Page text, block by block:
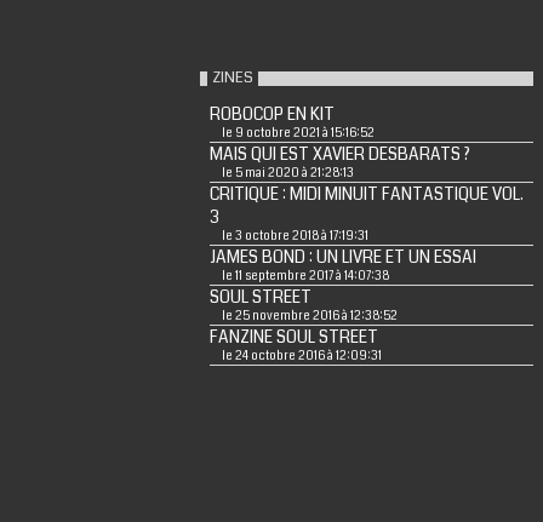
ZINES
ROBOCOP EN KIT
le 9 octobre 2021 à 15:16:52
MAIS QUI EST XAVIER DESBARATS ?
le 5 mai 2020 à 21:28:13
CRITIQUE : MIDI MINUIT FANTASTIQUE VOL.
3
le 3 octobre 2018 à 17:19:31
JAMES BOND : UN LIVRE ET UN ESSAI
le 11 septembre 2017 à 14:07:38
SOUL STREET
le 25 novembre 2016 à 12:38:52
FANZINE SOUL STREET
le 24 octobre 2016 à 12:09:31